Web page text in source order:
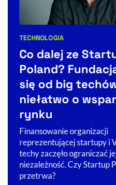
Kategorie artykułu:
TECHNOLOGIA
Co dalej ze
Poland?
się od big
niełatwo o
rynku
Finansowanie organizacji
reprezentującej startupy i
techy zaczęło ograniczać
niezależność. Czy Startup
przetrwa?